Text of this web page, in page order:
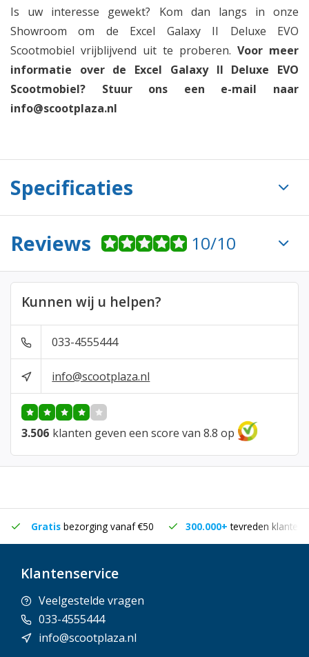
Is uw interesse gewekt? Kom dan langs in onze
Showroom om de Excel Galaxy II Deluxe EVO
Scootmobiel vrijblijvend uit te proberen. Voor meer
informatie over de Excel Galaxy II Deluxe EVO
Scootmobiel? Stuur ons een e-mail naar
info@scootplaza.nl
Specificaties
Reviews 10/10
Kunnen wij u helpen?
033-4555444
info@scootplaza.nl
3.506 klanten geven een score van 8.8 op
Gratis bezorging vanaf €50 300.000+tevreden klanten
Klantenservice
Veelgestelde vragen
033-4555444
info@scootplaza.nl